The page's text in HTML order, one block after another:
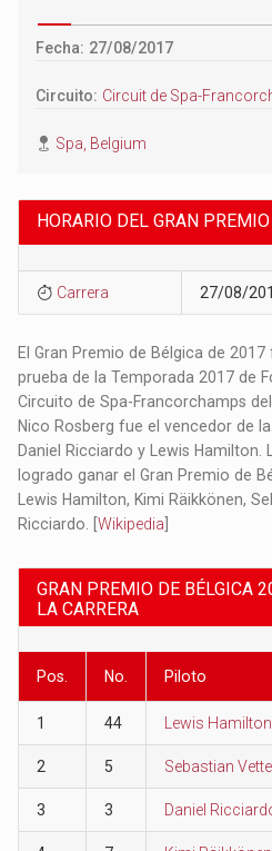
Fecha: 27/08/2017
Circuito: Circuit de Spa-
Spa, Belgium
HORARIO DEL GRAN
Carrera 27/08/
El Gran Premio de Bélgica de
prueba de la Temporada 2017 de
Circuito de Spa-Francorchamps
Nico Rosberg fue el vencedor de
Daniel Ricciardo y Lewis
logrado ganar el Gran Premio de
Lewis Hamilton, Kimi Räikkönen,
Ricciardo. [Wikipedia
GRAN PREMIO DE BÉLGICA
LA CARRERA
Pos. No. Piloto
1 44 Lewis Hamilton
2 5 Sebastian Vettel
3 3 Daniel